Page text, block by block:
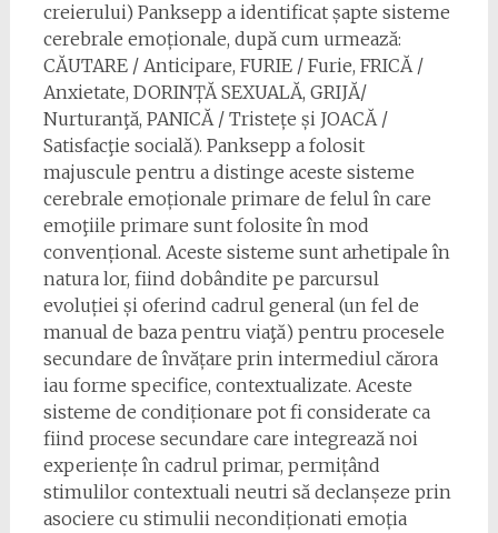
creierului) Panksepp a identificat șapte sisteme
cerebrale emoționale, după cum urmează:
CĂUTARE / Anticipare, FURIE / Furie, FRICĂ /
Anxietate, DORINȚĂ SEXUALĂ, GRIJĂ/
Nurturanţă, PANICĂ / Tristețe și JOACĂ /
Satisfacţie socială). Panksepp a folosit
majuscule pentru a distinge aceste sisteme
cerebrale emoționale primare de felul în care
emoţiile primare sunt folosite în mod
convențional. Aceste sisteme sunt arhetipale în
natura lor, fiind dobândite pe parcursul
evoluției și oferind cadrul general (un fel de
manual de baza pentru viaţă) pentru procesele
secundare de învățare prin intermediul cărora
iau forme specifice, contextualizate. Aceste
sisteme de condiționare pot fi considerate ca
fiind procese secundare care integrează noi
experiențe în cadrul primar, permițând
stimulilor contextuali neutri să declanșeze prin
asociere cu stimulii necondiționati emoția